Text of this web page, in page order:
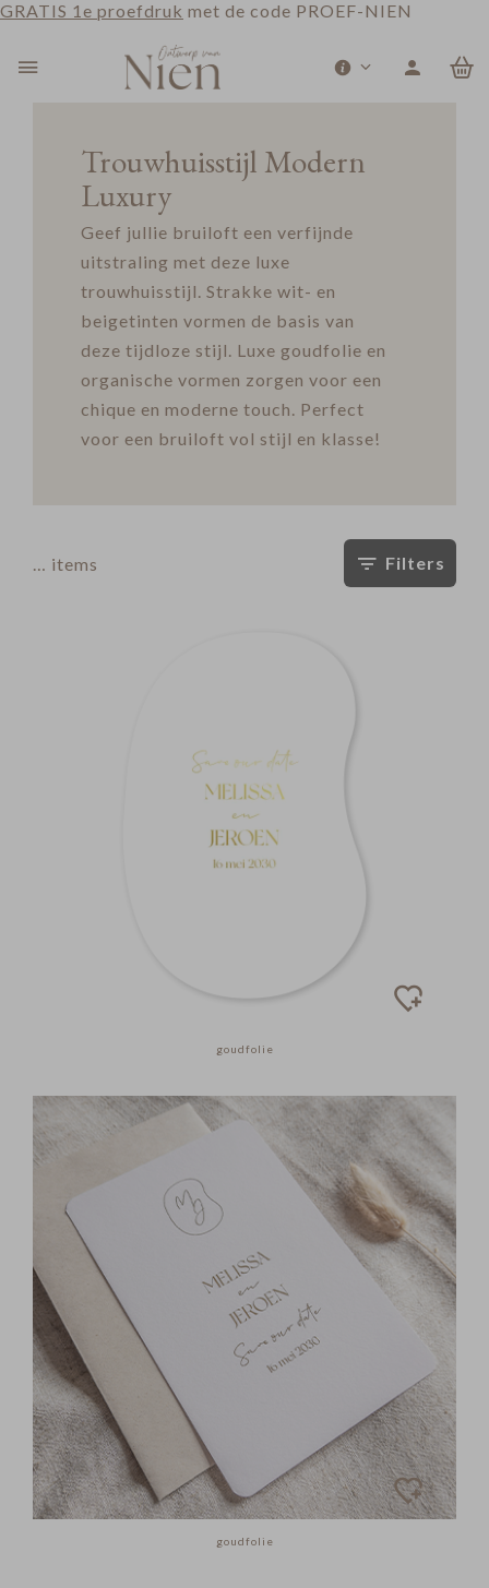
GRATIS 1e proefdruk met de code PROEF-NIEN
Trouwhuisstijl Modern
Luxury
Geef jullie bruiloft een verfijnde
uitstraling met deze luxe
trouwhuisstijl. Strakke wit- en
beigetinten vormen de basis van
deze tijdloze stijl. Luxe goudfolie en
organische vormen zorgen voor een
chique en moderne touch. Perfect
voor een bruiloft vol stijl en klasse!
items Filters
goudfolie
goudfolie